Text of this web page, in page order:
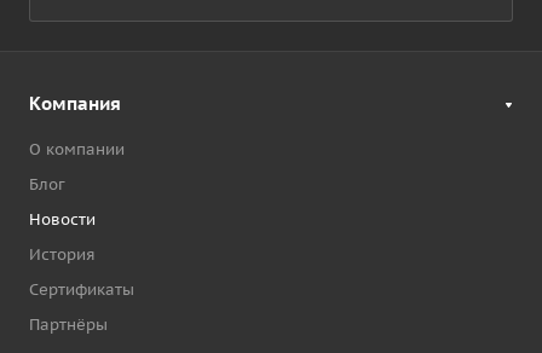
Компания
О компании
Блог
Новости
История
Сертификаты
Партнёры